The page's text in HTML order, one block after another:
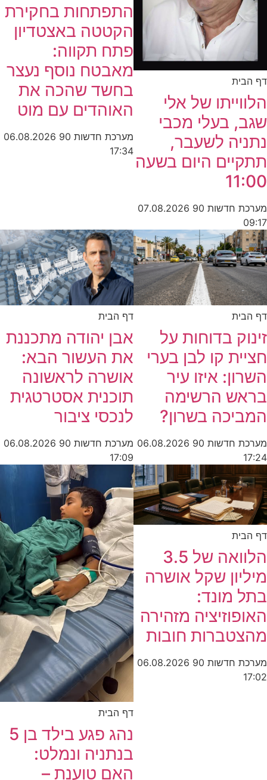
דף הבית
הלווייתו של אלי
שגב, בעלי מכבי
נתניה לשעבר,
תתקיים היום בשעה
11:00
מערכת חדשות 90
07.08.2026
09:17
התפתחות בחקירת
הקטטה באצטדיון
פתח תקווה:
מאבטח נוסף נעצר
בחשד שהכה את
האוהדים עם מוט
מערכת חדשות 90
06.08.2026
17:34
דף הבית
זינוק בדוחות על
חציית קו לבן בערי
השרון: איזו עיר
בראש הרשימה
המביכה בשרון?
מערכת חדשות 90
06.08.2026
17:24
דף הבית
אבן יהודה מתכננת
את העשור הבא:
אושרה לראשונה
תוכנית אסטרטגית
לנכסי ציבור
מערכת חדשות 90
06.08.2026
17:09
דף הבית
הלוואה של 3.5
מיליון שקל אושרה
בתל מונד:
האופוזיציה מזהירה
מהצטברות חובות
מערכת חדשות 90
06.08.2026
17:02
דף הבית
נהג פגע בילד בן 5
בנתניה ונמלט:
האם טוענת –